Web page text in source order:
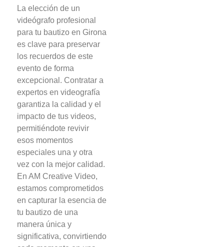
La elección de un
videógrafo profesional
para tu bautizo en Girona
es clave para preservar
los recuerdos de este
evento de forma
excepcional. Contratar a
expertos en videografía
garantiza la calidad y el
impacto de tus videos,
permitiéndote revivir
esos momentos
especiales una y otra
vez con la mejor calidad.
En AM Creative Video,
estamos comprometidos
en capturar la esencia de
tu bautizo de una
manera única y
significativa, convirtiendo